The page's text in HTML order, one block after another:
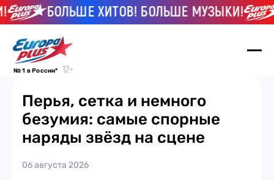
БОЛЬШЕ ХИТОВ! БОЛЬШЕ МУЗЫКИ!
№ 1 в России*
Перья, сетка и немного
безумия: самые спорные
наряды звёзд на сцене
06 августа 2026